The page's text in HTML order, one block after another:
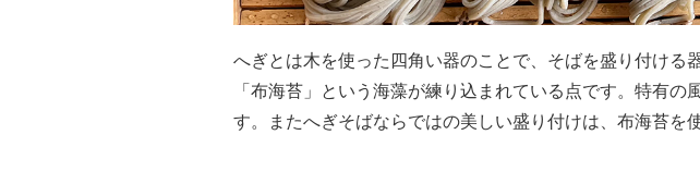
へぎとは木を使った四角い器のことで、そばを盛り付ける
「布海苔」という海藻が練り込まれている点です。特有
す。またへぎそばならではの美しい盛り付けは、布海苔を